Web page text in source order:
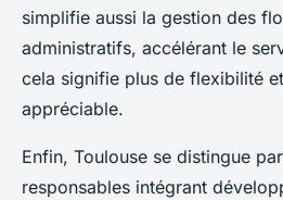
simplifie aussi la gestion des
administratifs, accélérant le
cela signifie plus de flexibilité
appréciable.
Enfin, Toulouse se distingue
responsables intégrant